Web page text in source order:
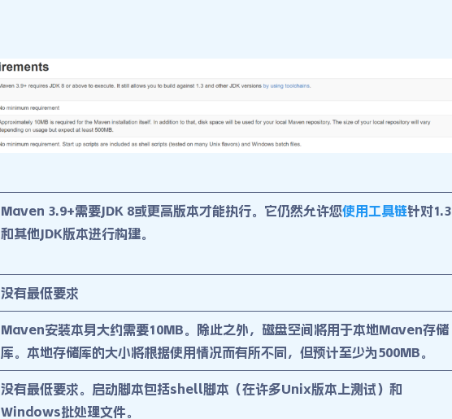
Maven 3.9+需要JDK 8或更高版本才能执行。它仍然允许您使用工具链针对1.3
和其他JDK版本进行构建。
没有最低要求
Maven安装本身大约需要10MB。除此之外，磁盘空间将用于本地Maven存储
库。本地存储库的大小将根据使用情况而有所不同，但预计至少为500MB。
没有最低要求。启动脚本包括shell脚本（在许多Unix版本上测试）和
Windows批处理文件。